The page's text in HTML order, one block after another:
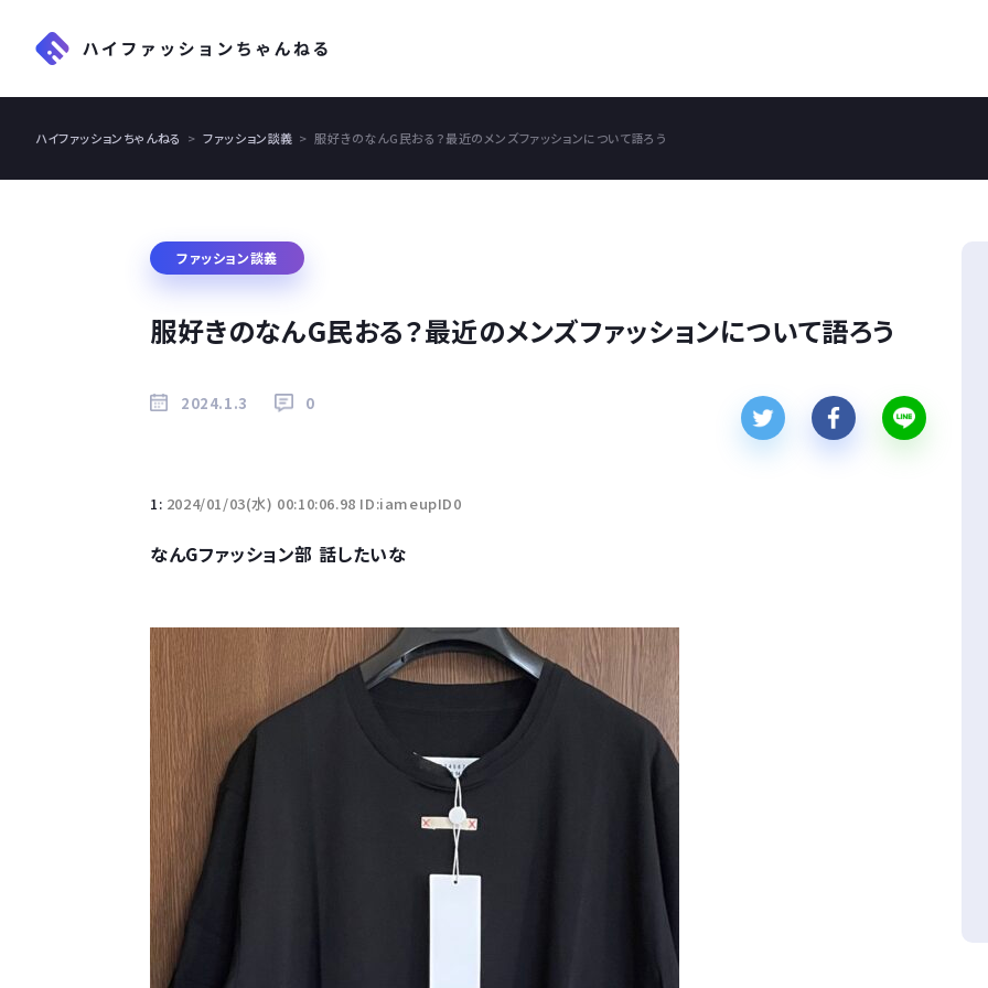
ハイファッションちゃんねる ファッション談義 服好きのなんG民おる？最近のメンズファッションについて語ろう
ファッション談義
服好きのなんG民おる？最近のメンズファッションについて語ろう
2024.1.3 0
1: 2024/01/03(水) 00:10:06.98 ID:iameupID0
なんGファッション部 話したいな